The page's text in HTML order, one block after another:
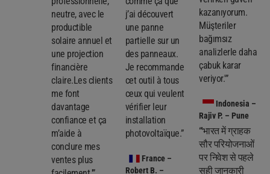
neutre, avec le
productible
solaire annuel et
une projection
financière
claire.Les clients
me font
davantage
confiance et ça
m’aide à
conclure mes
ventes plus
j’ai découvert
une panne
partielle sur un
des panneaux.
Je recommande
cet outil à tous
ceux qui veulent
vérifier leur
installation
photovoltaïque.”
France –
Robert B. –
kazanıyorum.
Müşteriler
bağımsız
analizlerle daha
çabuk karar
veriyor.'”
Indonesia –
Rajiv P. – Pune
“'भारत में ग्राहक
सौर परियोजनाओं
पर निवेश से पहले
सही जानकारी